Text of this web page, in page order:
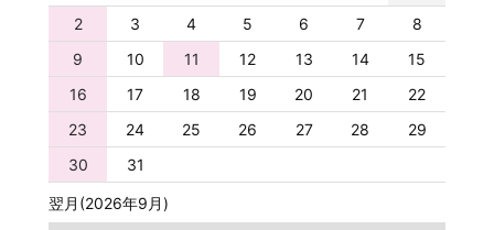
2
3 4 5 6 7
8
9
10 11 12 13 14
15
16
17 18 19 20 21
22
23
24 25 26 27 28
29
30
31
翌月(2026年9月)